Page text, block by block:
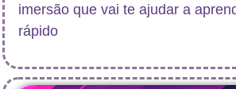
imersão que vai te ajudar a
rápido